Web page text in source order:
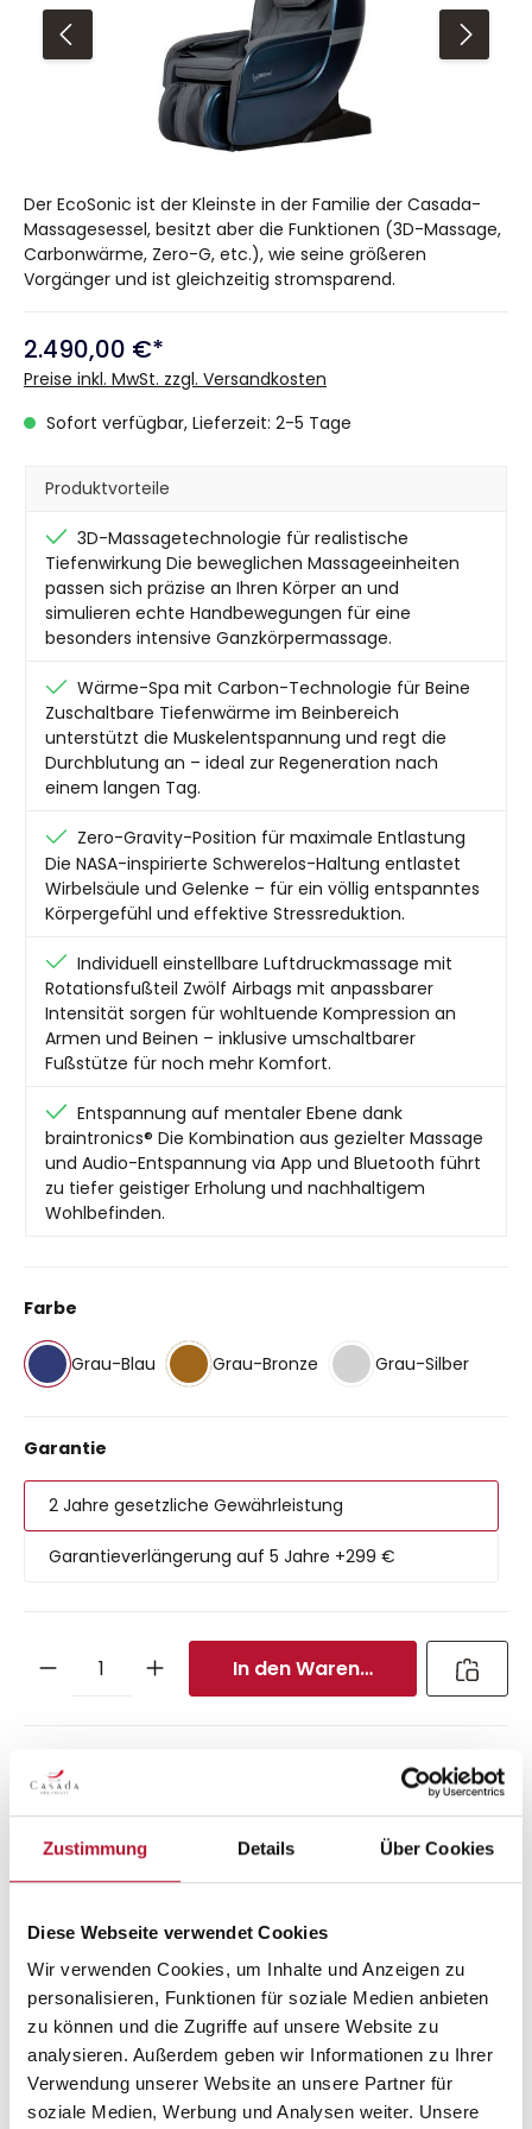
Zustimmung Details Über Cookies
Diese Webseite verwendet Cookies
Wir verwenden Cookies, um Inhalte und Anzeigen zu
personalisieren, Funktionen für soziale Medien anbieten
zu können und die Zugriffe auf unsere Website zu
analysieren. Außerdem geben wir Informationen zu Ihrer
Verwendung unserer Website an unsere Partner für
soziale Medien, Werbung und Analysen weiter. Unsere
Der EcoSonic ist der Kleinste in der Familie der Casada-
Massagesessel, besitzt aber die Funktionen (3D-Massage,
Carbonwärme, Zero-G, etc.), wie seine größeren
Vorgänger und ist gleichzeitig stromsparend.
2.490,00 €*
Preise inkl. MwSt. zzgl. Versandkosten
Sofort verfügbar, Lieferzeit: 2-5 Tage
Produktvorteile
3D-Massagetechnologie für realistische
Tiefenwirkung Die beweglichen Massageeinheiten
passen sich präzise an Ihren Körper an und
simulieren echte Handbewegungen für eine
besonders intensive Ganzkörpermassage.
Wärme-Spa mit Carbon-Technologie für Beine
Zuschaltbare Tiefenwärme im Beinbereich
unterstützt die Muskelentspannung und regt die
Durchblutung an – ideal zur Regeneration nach
einem langen Tag.
Zero-Gravity-Position für maximale Entlastung
Die NASA-inspirierte Schwerelos-Haltung entlastet
Wirbelsäule und Gelenke – für ein völlig entspanntes
Körpergefühl und effektive Stressreduktion.
Individuell einstellbare Luftdruckmassage mit
Rotationsfußteil Zwölf Airbags mit anpassbarer
Intensität sorgen für wohltuende Kompression an
Armen und Beinen – inklusive umschaltbarer
Fußstütze für noch mehr Komfort.
Entspannung auf mentaler Ebene dank
braintronics® Die Kombination aus gezielter Massage
und Audio-Entspannung via App und Bluetooth führt
zu tiefer geistiger Erholung und nachhaltigem
Wohlbefinden.
Farbe
Grau-Blau Grau-Bronze Grau-Silber
Garantie
2 Jahre gesetzliche Gewährleistung
Garantieverlängerung auf 5 Jahre +299 €
In den Warenkorb
Technik
Massagestärke
Sehr sanft Sanft Medium Intensiv Sehr stark
Rollen
3D
Massageschiene
L/SL-Track
Beschreibung
EcoSonic Massagesessel EcoSonic – Alles auf einen Blick
3D Massagetechnik Zuschaltbare Wärme-Funktion